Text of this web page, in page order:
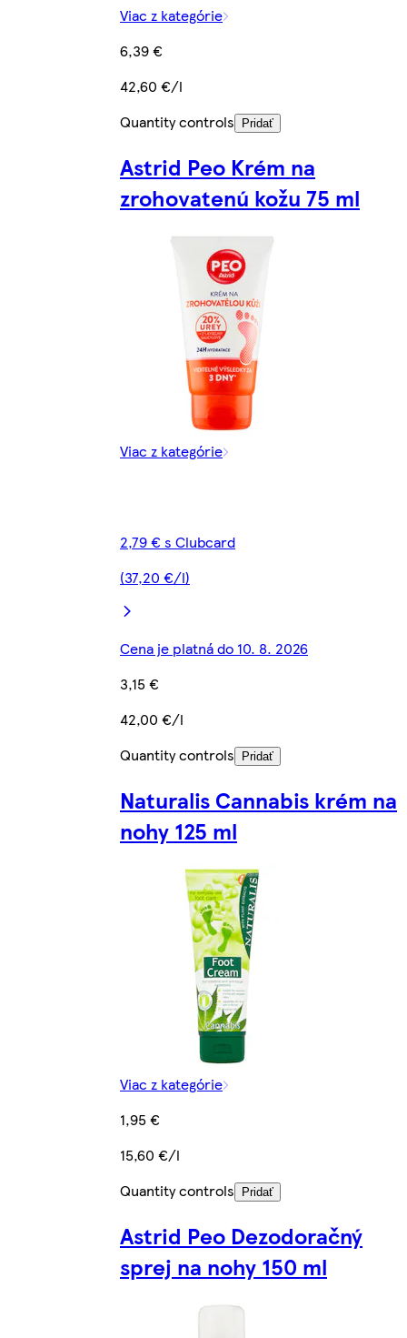
Viac z kategórie
6,39 €
42,60 €/l
Quantity controls
Pridať
Astrid Peo Krém na
zrohovatenú kožu 75 ml
Viac z kategórie
2,79 € s Clubcard
(37,20 €/l)
Cena je platná do 10. 8. 2026
3,15 €
42,00 €/l
Quantity controls
Pridať
Naturalis Cannabis krém na
nohy 125 ml
Viac z kategórie
1,95 €
15,60 €/l
Quantity controls
Pridať
Astrid Peo Dezodoračný
sprej na nohy 150 ml